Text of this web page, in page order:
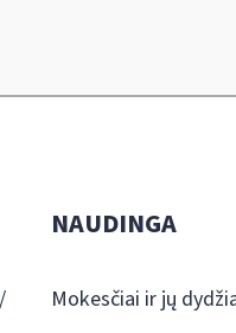
NAUDINGA
Mokesčiai ir jų